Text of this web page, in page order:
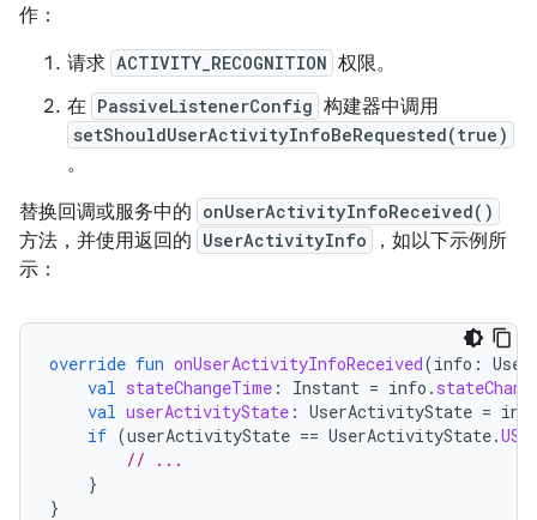
作：
请求 ACTIVITY_RECOGNITION 权限。
在 PassiveListenerConfig 构建器中调用
setShouldUserActivityInfoBeRequested(true)
。
替换回调或服务中的 onUserActivityInfoReceived()
方法，并使用返回的 UserActivityInfo
，如以下示例所
示：
override fun onUserActivityInfoReceived(info :
val stateChangeTime : Instant = info .
val userActivityState : UserActivityState =
if (userActivityState == UserActivityState.
// ...
}
}